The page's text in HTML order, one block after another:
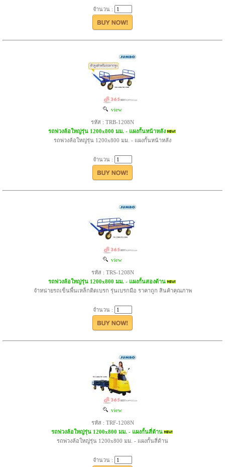
จำนวน :
view
รหัส : TRB-1208N
รถพ่วงล้อใหญ่รุ่น 1200x800 มม. - แผงกั้นหน้าหลัง
รถพ่วงล้อใหญ่รุ่น 1200x800 มม. - แผงกั้นหน้าหลัง
จำนวน :
view
รหัส : TRS-1208N
รถพ่วงล้อใหญ่รุ่น 1200x800 มม. - แผงกั้นสองด้าน
จำหน่ายรถเข็นพื้นเหล็กติดเบรก รุ่นเบรกมือ ราคาถูก สินค้าคุณภาพ
จำนวน :
view
รหัส : TRF-1208N
รถพ่วงล้อใหญ่รุ่น 1200x800 มม. - แผงกั้นสี่ด้าน
รถพ่วงล้อใหญ่รุ่น 1200x800 มม. - แผงกั้นสี่ด้าน
จำนวน :